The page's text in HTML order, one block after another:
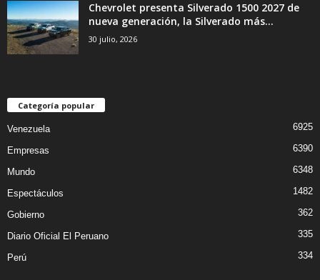
Chevrolet presenta Silverado 1500 2027 de
nueva generación, la Silverado más...
30 julio, 2026
Categoría popular
Venezuela 6925
Empresas 6390
Mundo 6348
Espectáculos 1482
Gobierno 362
Diario Oficial El Peruano 335
Perú 334